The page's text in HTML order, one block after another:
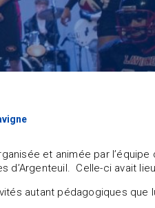
et animée par l’équipe
Celle-ci avait
autant pédagogiques que